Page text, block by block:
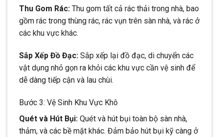
Thu Gom Rác: Thu gom tất cả rác thải trong nhà, bao
gồm rác trong thùng rác, rác vụn trên sàn nhà, và rác ở
các khu vực khác.
Sắp Xếp Đồ Đạc: Sắp xếp lại đồ đạc, di chuyển các
vật dụng nhỏ gọn ra khỏi các khu vực cần vệ sinh để
dễ dàng tiếp cận và lau chùi.
Bước 3: Vệ Sinh Khu Vực Khô
Quét và Hút Bụi: Quét và hút bụi toàn bộ sàn nhà,
thảm, và các bề mặt khác. Đảm bảo hút bụi kỹ càng ở